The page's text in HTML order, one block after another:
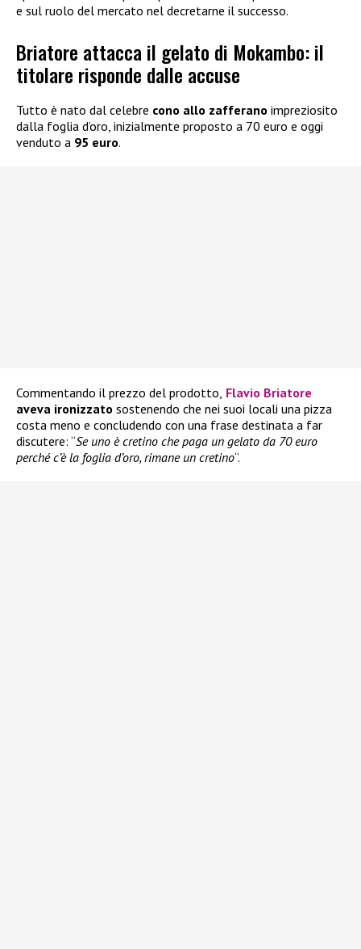
e sul ruolo del mercato nel decretarne il successo.
Briatore attacca il gelato di Mokambo: il
titolare risponde dalle accuse
Tutto è nato dal celebre cono allo zafferano impreziosito
dalla foglia d’oro, inizialmente proposto a 70 euro e oggi
venduto a 95 euro.
Commentando il prezzo del prodotto, Flavio Briatore
aveva ironizzato sostenendo che nei suoi locali una pizza
costa meno e concludendo con una frase destinata a far
discutere: “Se uno è cretino che paga un gelato da 70 euro
perché c’è la foglia d’oro, rimane un cretino“.